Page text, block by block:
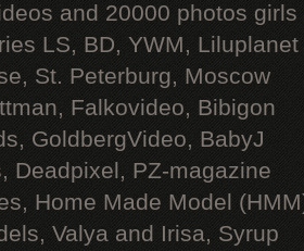
and 20000 photos
LS, BD, YWM, Liluplanet
St. Peterburg, Moscow
Falkovideo, Bibigon
GoldbergVideo, BabyJ
Deadpixel, PZ-magazine
Home Made Model
Valya and Irisa, Syrup